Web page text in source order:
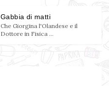
Gabbia di matti
Che Giorgina l'Olandese e il
Dottore in Fisica ...